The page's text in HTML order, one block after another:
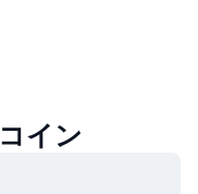
イン